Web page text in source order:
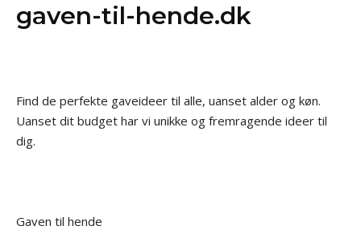
gaven-til-hende.dk
Find de perfekte gaveideer til alle, uanset alder og køn.
Uanset dit budget har vi unikke og fremragende ideer til
dig.
Gaven til hende